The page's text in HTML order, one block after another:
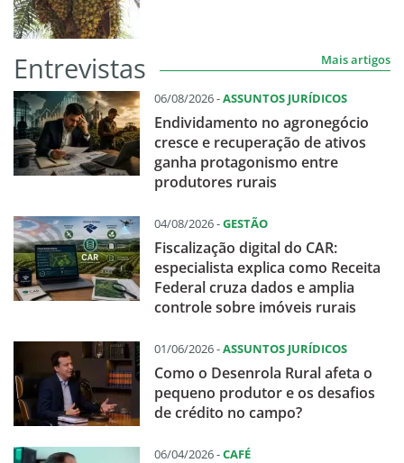
Entrevistas Mais artigos
06/08/2026 -ASSUNTOS JURÍDICOS
Endividamento no agronegócio
cresce e recuperação de ativos
ganha protagonismo entre
produtores rurais
04/08/2026 -GESTÃO
Fiscalização digital do CAR:
especialista explica como Receita
Federal cruza dados e amplia
controle sobre imóveis rurais
01/06/2026 -ASSUNTOS JURÍDICOS
Como o Desenrola Rural afeta o
pequeno produtor e os desafios
de crédito no campo?
06/04/2026 -CAFÉ